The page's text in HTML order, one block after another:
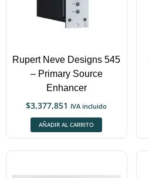
Rupert Neve Designs 545
– Primary Source
Enhancer
$3,377,851 IVA incluido
AÑADIR AL CARRITO